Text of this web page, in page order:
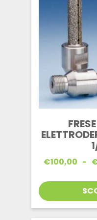
€100,00 -